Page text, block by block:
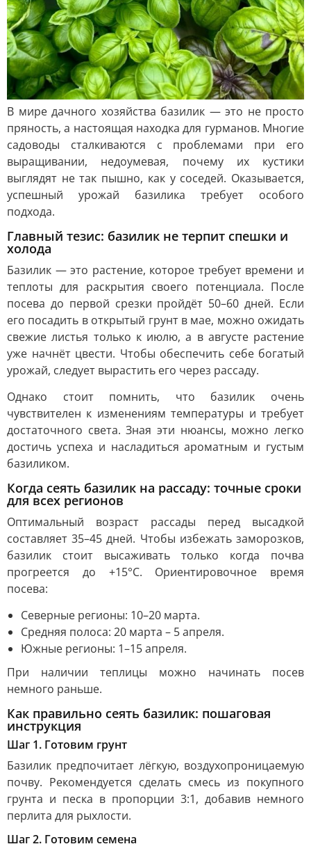
В мире дачного хозяйства базилик — это не просто
пряность, а настоящая находка для гурманов. Многие
садоводы сталкиваются с проблемами при его
выращивании, недоумевая, почему их кустики
выглядят не так пышно, как у соседей. Оказывается,
успешный урожай базилика требует особого
подхода.
Главный тезис: базилик не терпит спешки и
холода
Базилик — это растение, которое требует времени и
теплоты для раскрытия своего потенциала. После
посева до первой срезки пройдёт 50–60 дней. Если
его посадить в открытый грунт в мае, можно ожидать
свежие листья только к июлю, а в августе растение
уже начнёт цвести. Чтобы обеспечить себе богатый
урожай, следует вырастить его через рассаду.
Однако стоит помнить, что базилик очень
чувствителен к изменениям температуры и требует
достаточного света. Зная эти нюансы, можно легко
достичь успеха и насладиться ароматным и густым
базиликом.
Когда сеять базилик на рассаду: точные сроки
для всех регионов
Оптимальный возраст рассады перед высадкой
составляет 35–45 дней. Чтобы избежать заморозков,
базилик стоит высаживать только когда почва
прогреется до +15°C. Ориентировочное время
посева:
Северные регионы: 10–20 марта.
Средняя полоса: 20 марта – 5 апреля.
Южные регионы: 1–15 апреля.
При наличии теплицы можно начинать посев
немного раньше.
Как правильно сеять базилик: пошаговая
инструкция
Шаг 1. Готовим грунт
Базилик предпочитает лёгкую, воздухопроницаемую
почву. Рекомендуется сделать смесь из покупного
грунта и песка в пропорции 3:1, добавив немного
перлита для рыхлости.
Шаг 2. Готовим семена